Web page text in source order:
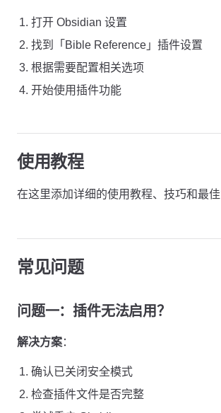
打开 Obsidian 设置
找到「Bible Reference」插件设置
根据需要配置相关选项
开始使用插件功能
使用教程
在这里添加详细的使用教程、技巧和最佳
常见问题
问题一：插件无法启用？
解决方案：
确认已关闭安全模式
检查插件文件是否完整